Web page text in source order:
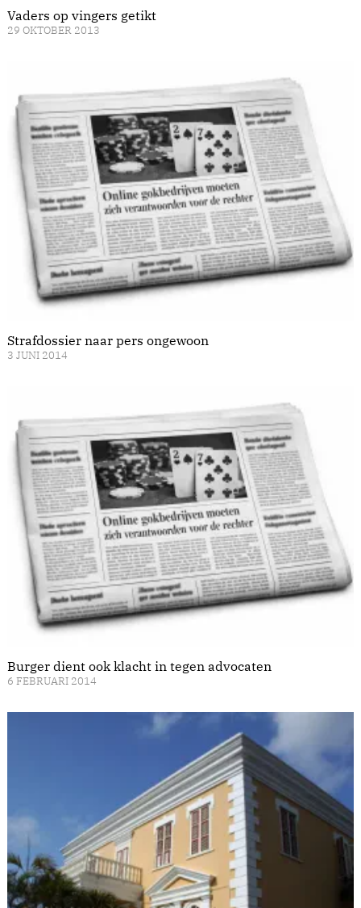
Vaders op vingers getikt
29 OKTOBER 2013
Strafdossier naar pers ongewoon
3 JUNI 2014
Burger dient ook klacht in tegen advocaten
6 FEBRUARI 2014